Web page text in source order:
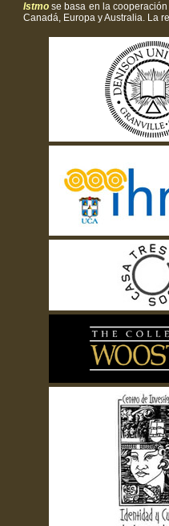
Istmose basa en la
Canadá, Europa y Australia. La